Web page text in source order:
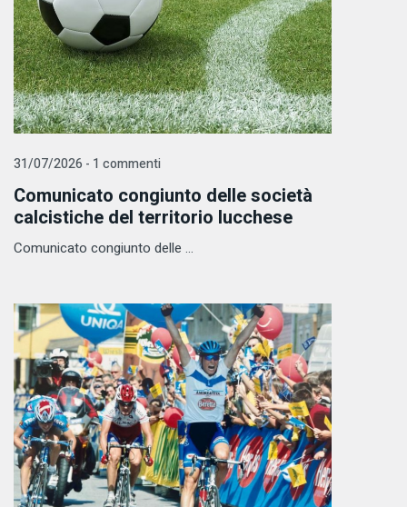
31/07/2026 - 1 commenti
Comunicato congiunto delle società
calcistiche del territorio lucchese
Comunicato congiunto delle ...